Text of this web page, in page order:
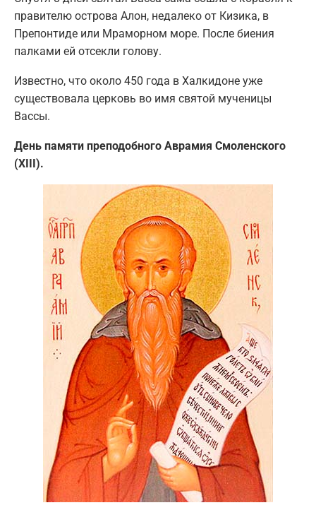
правителю острова Алон, недалеко от Кизика, в
Препонтиде или Мраморном море. После биения
палками ей отсекли голову.
Известно, что около 450 года в Халкидоне уже
существовала церковь во имя святой мученицы
Вассы.
День памяти преподобного Аврамия Смоленского
(XIII).